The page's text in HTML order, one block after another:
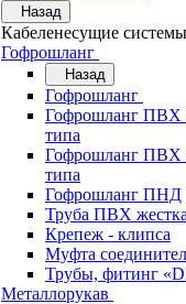
Назад
Кабеленесущие системы
Гофрошланг
Назад
Гофрошланг
Гофрошланг ПВХ
типа
Гофрошланг ПВХ
типа
Гофрошланг ПНД
Труба ПВХ
Крепеж - клипса
Муфта
Трубы, фитинг
Металлорукав